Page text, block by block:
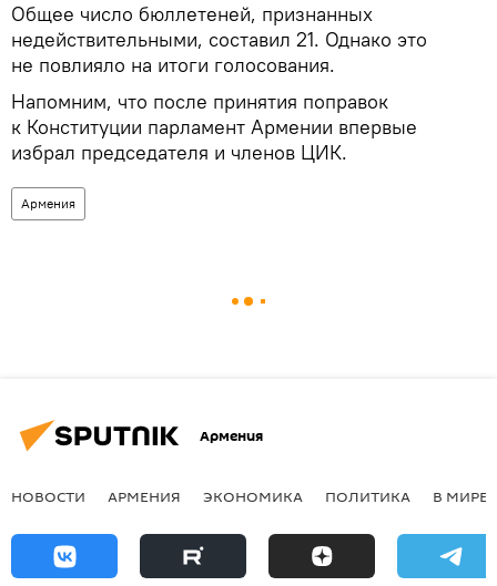
Общее число бюллетеней, признанных
недействительными, составил 21. Однако это
не повлияло на итоги голосования.
Напомним, что после принятия поправок
к Конституции парламент Армении впервые
избрал председателя и членов ЦИК.
Армения
Армения
НОВОСТИ АРМЕНИЯ ЭКОНОМИКА ПОЛИТИКА В МИРЕ